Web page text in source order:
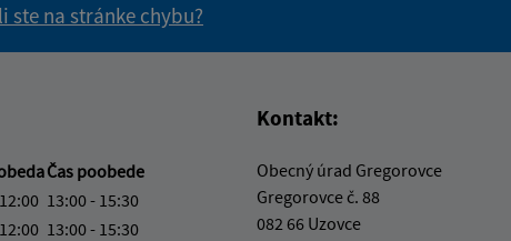
ste na stránke chybu?
Čas poobede
13:00 - 15:30
13:00 - 15:30
Kontakt:
Obecný úrad Gregorovce
Gregorovce č. 88
082 66 Uzovce